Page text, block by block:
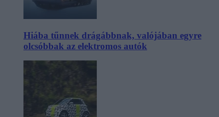
Hiába tűnnek drágábbnak, valójában egyre
olcsóbbak az elektromos autók